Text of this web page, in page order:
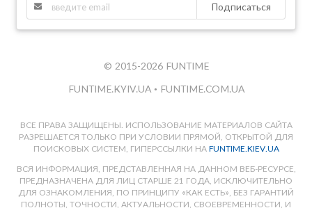
Подписаться
© 2015-2026 FUNTIME
FUNTIME.KYIV.UA • FUNTIME.COM.UA
ВСЕ ПРАВА ЗАЩИЩЕНЫ. ИСПОЛЬЗОВАНИЕ МАТЕРИАЛОВ САЙТА
РАЗРЕШАЕТСЯ ТОЛЬКО ПРИ УСЛОВИИ ПРЯМОЙ, ОТКРЫТОЙ ДЛЯ
ПОИСКОВЫХ СИСТЕМ, ГИПЕРССЫЛКИ НА FUNTIME.KIEV.UA
ВСЯ ИНФОРМАЦИЯ, ПРЕДСТАВЛЕННАЯ НА ДАННОМ ВЕБ-РЕСУРСЕ,
ПРЕДНАЗНАЧЕНА ДЛЯ ЛИЦ СТАРШЕ 21 ГОДА, ИСКЛЮЧИТЕЛЬНО
ДЛЯ ОЗНАКОМЛЕНИЯ, ПО ПРИНЦИПУ «КАК ЕСТЬ», БЕЗ ГАРАНТИЙ
ПОЛНОТЫ, ТОЧНОСТИ, АКТУАЛЬНОСТИ, СВОЕВРЕМЕННОСТИ, И